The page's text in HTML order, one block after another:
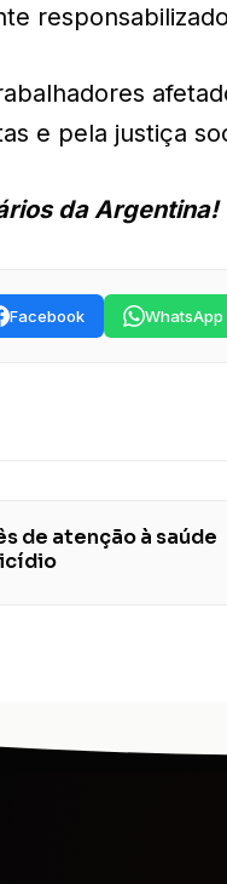
e pela justiça
da Argentina!
Facebook WhatsApp
de atenção à saúde